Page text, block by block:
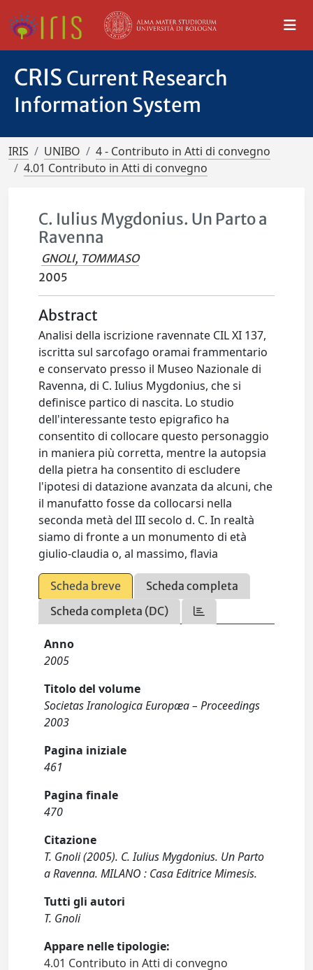
CRIS Current Research
Information System
IRIS UNIBO
4 - Contributo in Atti di convegno
4.01 Contributo in Atti di convegno
C. Iulius Mygdonius. Un Parto a
Ravenna
GNOLI, TOMMASO
2005
Abstract
Analisi della iscrizione ravennate CIL XI 137,
iscritta sul sarcofago oramai frammentario
e conservato presso il Museo Nazionale di
Ravenna, di C. Iulius Mygdonius, che si
definisce partico di nascita. Lo studio
dell'interessante testo epigrafico ha
consentito di collocare questo personaggio
in maniera più corretta, mentre la autopsia
della pietra ha consentito di escludere
l'ipotesi di datazione avanzata da alcuni, che
il manufatto fosse da collocarsi nella
seconda metà del III secolo d. C. In realtà
siamo di fronte a un monumento di età
giulio-claudia o, al massimo, flavia
Scheda breve
Scheda completa
Scheda completa (DC)
Anno
2005
Titolo del volume
Societas Iranologica Europæa – Proceedings
2003
Pagina iniziale
461
Pagina finale
470
Citazione
T. Gnoli (2005). C. Iulius Mygdonius. Un Parto
a Ravenna. MILANO : Casa Editrice Mimesis.
Tutti gli autori
T. Gnoli
Appare nelle tipologie:
4.01 Contributo in Atti di convegno